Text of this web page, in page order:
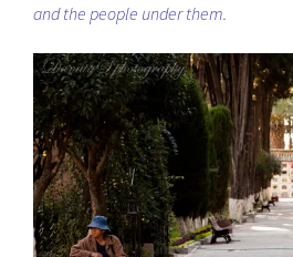
and the people under them.